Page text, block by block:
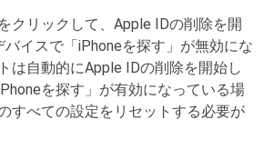
クリックして、Apple IDの削除を開
イスで「iPhoneを探す」が無効にな
は自動的にApple IDの削除を開始し
を探す」が有効になっている場
すべての設定をリセットする必要が